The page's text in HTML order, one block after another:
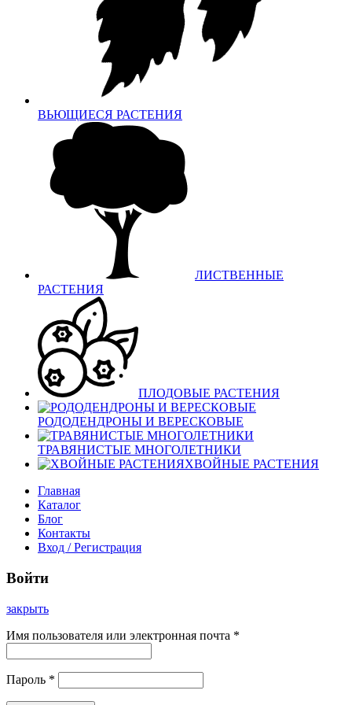
ВЬЮЩИЕСЯ РАСТЕНИЯ
ЛИСТВЕННЫЕ
РАСТЕНИЯ
ПЛОДОВЫЕ РАСТЕНИЯ
РОДОДЕНДРОНЫ И ВЕРЕСКОВЫЕ
ТРАВЯНИСТЫЕ МНОГОЛЕТНИКИ
ХВОЙНЫЕ РАСТЕНИЯ
Главная
Каталог
Блог
Контакты
Вход / Регистрация
Войти
закрыть
Имя пользователя или электронная почта *
Пароль *